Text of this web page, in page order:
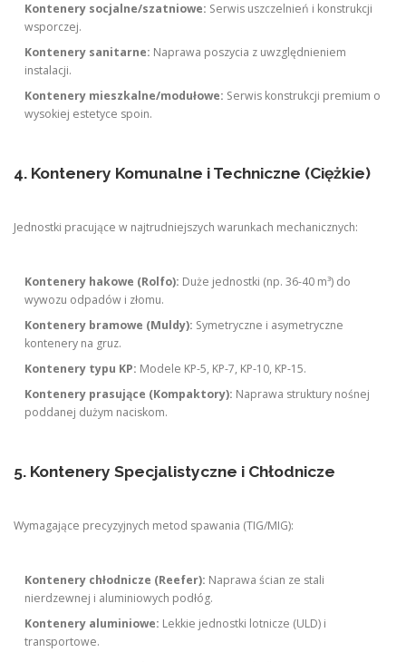
Kontenery socjalne/szatniowe: Serwis uszczelnień i konstrukcji
wsporczej.
Kontenery sanitarne: Naprawa poszycia z uwzględnieniem
instalacji.
Kontenery mieszkalne/modułowe: Serwis konstrukcji premium o
wysokiej estetyce spoin.
4. Kontenery Komunalne i Techniczne (Ciężkie)
Jednostki pracujące w najtrudniejszych warunkach mechanicznych:
Kontenery hakowe (Rolfo): Duże jednostki (np. 36-40 m³) do
wywozu odpadów i złomu.
Kontenery bramowe (Muldy): Symetryczne i asymetryczne
kontenery na gruz.
Kontenery typu KP: Modele KP-5, KP-7, KP-10, KP-15.
Kontenery prasujące (Kompaktory): Naprawa struktury nośnej
poddanej dużym naciskom.
5. Kontenery Specjalistyczne i Chłodnicze
Wymagające precyzyjnych metod spawania (TIG/MIG):
Kontenery chłodnicze (Reefer): Naprawa ścian ze stali
nierdzewnej i aluminiowych podłóg.
Kontenery aluminiowe: Lekkie jednostki lotnicze (ULD) i
transportowe.